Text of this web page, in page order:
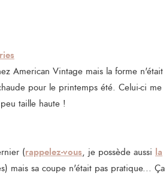
American Vintage mais la forme n'était
pour le printemps été. Celui-ci me
taille haute !
(rappelez-vous, je possède aussi la
mais sa coupe n'était pas pratique... Ça